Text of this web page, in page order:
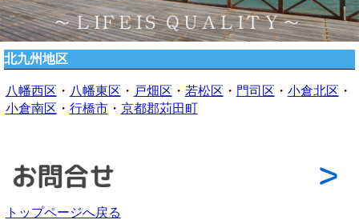
北九州地区
八幡西区 ・ 八幡東区 ・ 戸畑区 ・ 若松区 ・ 門司区 ・ 小倉北区 ・
小倉南区 ・ 行橋市・ 京都郡苅田町
トップページへ戻る